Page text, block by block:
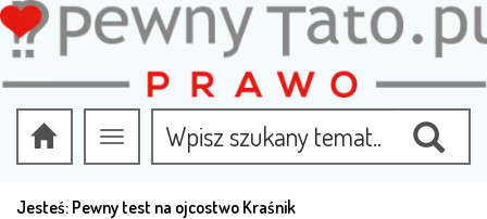
Przełącz
nawigację
Jesteś: Pewny test na ojcostwo Kraśnik